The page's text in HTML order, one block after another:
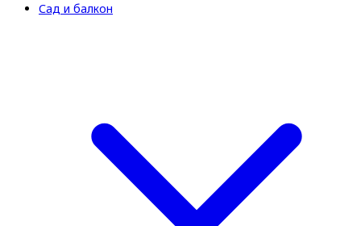
Сад и балкон